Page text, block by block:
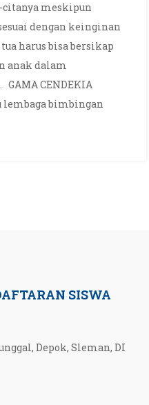
meskipun
dengan keinginan
harus bisa bersikap
anak dalam
CENDEKIA
lembaga bimbingan
SISWA
Depok, Sleman, DI